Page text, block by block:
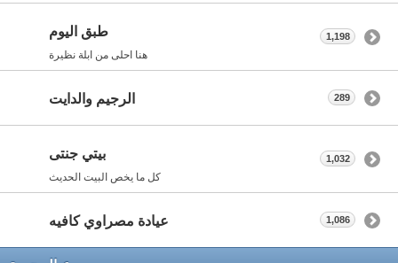
طبق اليوم
هنا احلى من ابلة نظيرة
1,198
الرجيم والدايت 289
بيتي جنتى
كل ما يخص البيت الحديث
1,032
عيادة مصراوي كافيه 1,086